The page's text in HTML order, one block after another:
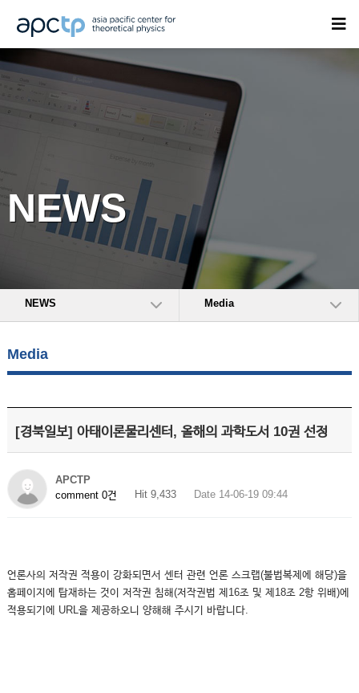
NEWS
NEWS Media
Media
[경북일보] 아태이론물리센터, 올해의 과학도서 10권 선정
APCTP
comment 0건
Hit 9,433 Date 14-06-19 09:44
언론사의 저작권 적용이 강화되면서 센터 관련 언론 스크랩(불법복제에 해당)을
홈페이지에 탑재하는 것이 저작권 침해(저작권법 제16조 및 제18조 2항 위배)에
적용되기에 URL을 제공하오니 양해해 주시기 바랍니다.